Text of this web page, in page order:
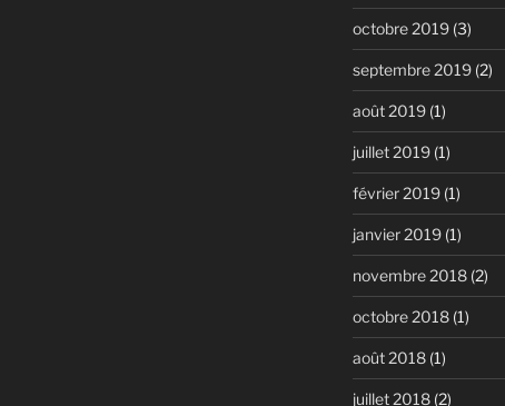
octobre 2019(3)
septembre 2019(2)
août 2019(1)
juillet 2019(1)
février 2019(1)
janvier 2019(1)
novembre 2018(2)
octobre 2018(1)
août 2018(1)
juillet 2018(2)